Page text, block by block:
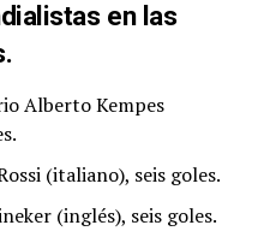
en las
Alberto Kempes
(italiano), seis goles.
(inglés), seis goles.